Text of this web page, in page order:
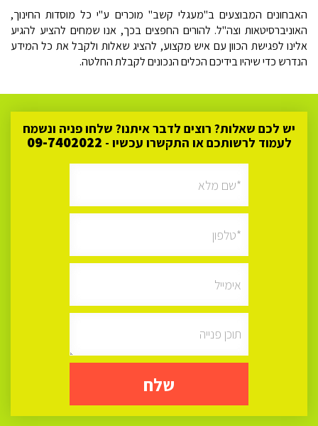
האבחונים המבוצעים ב"מעגלי קשב" מוכרים ע"י כל מוסדות החינוך,
האוניברסיטאות וצה"ל. להורים החפצים בכך, אנו שמחים להציע להגיע
אלינו לפגישת הכוון עם איש מקצוע, להציג שאלות ולקבל את כל המידע
הנדרש כדי שיהיו בידיכם הכלים הנכונים לקבלת החלטה.
יש לכם שאלות? רוצים לדבר איתנו? שלחו פניה ונשמח
לעמוד לרשותכם או התקשרו עכשיו -
שלח